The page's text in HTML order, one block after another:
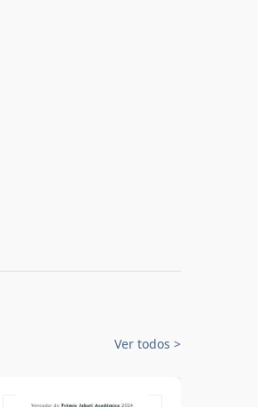
Ver todos >